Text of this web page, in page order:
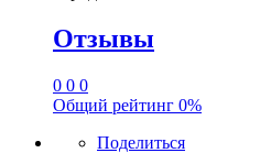
Отзывы
0 0 0
Общий рейтинг 0%
Поделиться